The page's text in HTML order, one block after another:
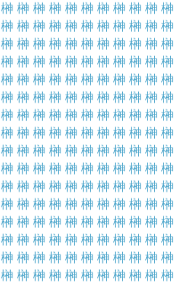
榊 榊 榊 榊 榊 榊 榊 榊 榊 榊
榊 榊 榊 榊 榊 榊 榊 榊 榊 榊
榊 榊 榊 榊 榊 榊 榊 榊 榊 榊
榊 榊 榊 榊 榊 榊 榊 榊 榊 榊
榊 榊 榊 榊 榊 榊 榊 榊 榊 榊
榊 榊 榊 榊 榊 榊 榊 榊 榊 榊
榊 榊 榊 榊 榊 榊 榊 榊 榊 榊
榊 榊 榊 榊 榊 榊 榊 榊 榊 榊
榊 榊 榊 榊 榊 榊 榊 榊 榊 榊
榊 榊 榊 榊 榊 榊 榊 榊 榊 榊
榊 榊 榊 榊 榊 榊 榊 榊 榊 榊
榊 榊 榊 榊 榊 榊 榊 榊 榊 榊
榊 榊 榊 榊 榊 榊 榊 榊 榊 榊
榊 榊 榊 榊 榊 榊 榊 榊 榊 榊
榊 榊 榊 榊 榊 榊 榊 榊 榊 榊
榊 榊 榊 榊 榊 榊 榊 榊 榊 榊